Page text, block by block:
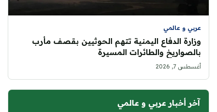
عربي و عالمي
وزارة الدفاع اليمنية تتهم الحوثيين بقصف مأرب
بالصواريخ والطائرات المسيرة
أغسطس 7, 2026
آخر أخبار عربي و عالمي